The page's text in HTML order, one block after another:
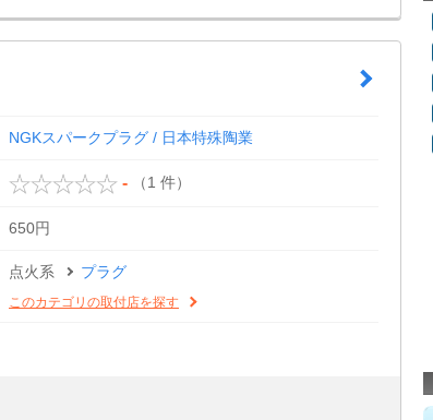
NGKスパークプラグ / 日本特殊陶業
- （1 件）
650円
点火系 プラグ
このカテゴリの取付店を探す